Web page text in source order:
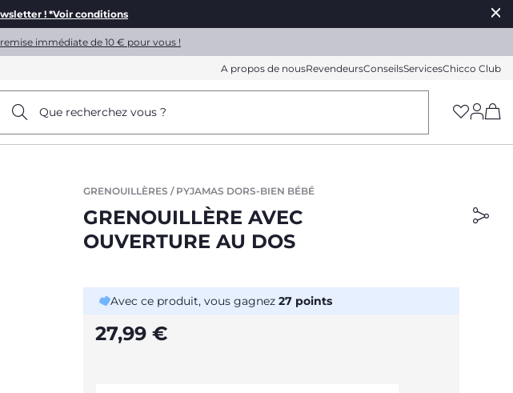
! *Voir conditions
immédiate de 10 € pour vous !
A propos de nousRevendeursConseilsServicesChicco Club
Que recherchez vous ?
GRENOUILLÈRES / PYJAMAS DORS-BIEN BÉBÉ
GRENOUILLÈRE AVEC
OUVERTURE AU DOS
Avec ce produit, vous gagnez 27 points
27,99 €